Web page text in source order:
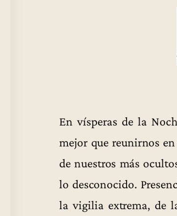
En vísperas de la
mejor que reunirnos
de nuestros más
lo desconocido.
la vigilia extrema, de